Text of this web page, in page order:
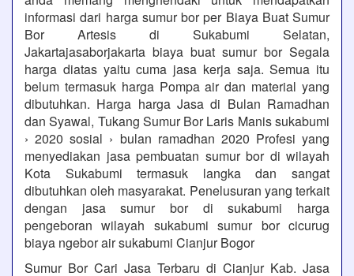
informasi dari harga sumur bor per Biaya Buat Sumur
Bor Artesis di Sukabumi Selatan,
Jakartajasaborjakarta biaya buat sumur bor Segala
harga diatas yaitu cuma jasa kerja saja. Semua itu
belum termasuk harga Pompa air dan material yang
dibutuhkan. Harga harga Jasa di Bulan Ramadhan
dan Syawal, Tukang Sumur Bor Laris Manis sukabumi
› 2020 sosial › bulan ramadhan 2020 Profesi yang
menyediakan jasa pembuatan sumur bor di wilayah
Kota Sukabumi termasuk langka dan sangat
dibutuhkan oleh masyarakat. Penelusuran yang terkait
dengan jasa sumur bor di sukabumi harga
pengeboran wilayah sukabumi sumur bor cicurug
biaya ngebor air sukabumi Cianjur Bogor
Sumur Bor Cari Jasa Terbaru di Cianjur Kab. Jasa